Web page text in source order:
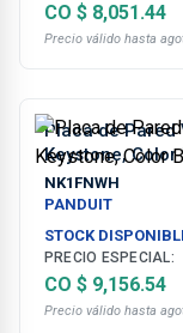
CO $ 8,051.44
Precio válido hasta
Placa de Pared
Keystone, Color
NK1FNWH
PANDUIT
STOCK
PRECIO ESPECIAL:
CO $ 9,156.54
Precio válido hasta